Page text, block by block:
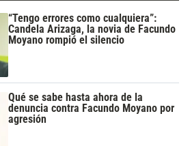
“Tengo errores como cualquiera”:
Candela Arizaga, la novia de Facundo
Moyano rompió el silencio
Qué se sabe hasta ahora de la
denuncia contra Facundo Moyano por
agresión